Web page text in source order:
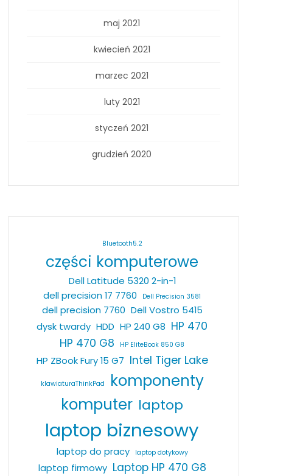
maj 2021
kwiecień 2021
marzec 2021
luty 2021
styczeń 2021
grudzień 2020
Bluetooth5.2
części komputerowe
Dell Latitude 5320 2-in-1
dell precision 17 7760
Dell Precision 3581
dell precision 7760 Dell Vostro 5415
dysk twardy HDD HP 240 G8 HP 470
HP 470 G8
HP EliteBook 850 G8
HP ZBook Fury 15 G7 Intel Tiger Lake
klawiaturaThinkPad
komponenty
komputer laptop
laptop biznesowy
laptop do pracy laptop dotykowy
laptop firmowy Laptop HP 470 G8